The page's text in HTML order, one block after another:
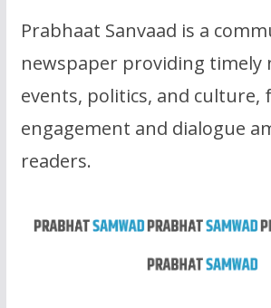
Prabhaat Sanvaad is a
newspaper providing timely
events, politics, and culture,
engagement and dialogue
readers.